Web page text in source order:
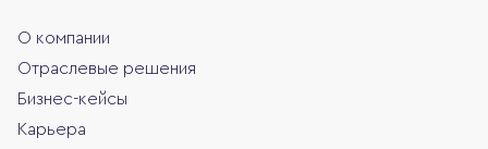
О компании
Отраслевые решения
Бизнес-кейсы
Карьера